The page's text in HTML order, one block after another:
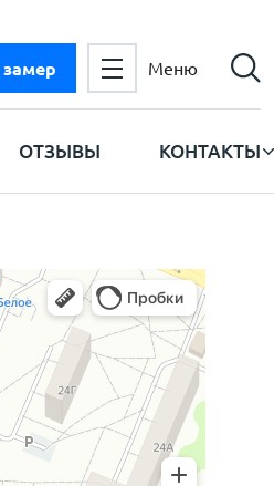
замер Меню
ОТЗЫВЫ КОНТАКТЫ